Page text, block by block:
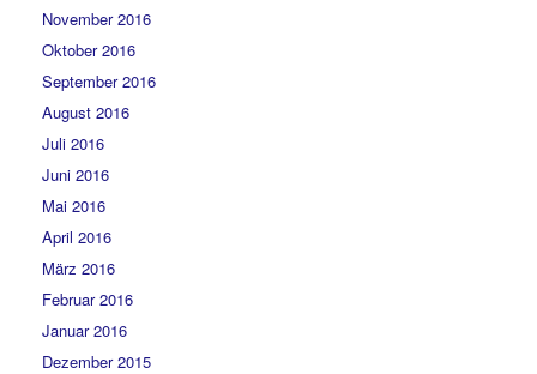
November 2016
Oktober 2016
September 2016
August 2016
Juli 2016
Juni 2016
Mai 2016
April 2016
März 2016
Februar 2016
Januar 2016
Dezember 2015